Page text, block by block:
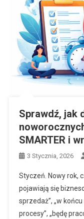
Sprawdź, jak
SMARTER i
3 Stycznia, 2026
Styczeń. Nowy rok,
pojawiają się
sprzedaż”, „w
procesy”, „będę